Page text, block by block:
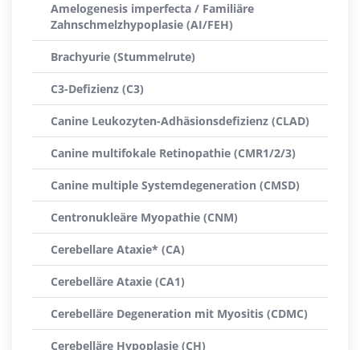
Amelogenesis imperfecta / Familiäre
Zahnschmelzhypoplasie (AI/FEH)
Brachyurie (Stummelrute)
C3-Defizienz (C3)
Canine Leukozyten-Adhäsionsdefizienz (CLAD)
Canine multifokale Retinopathie (CMR1/2/3)
Canine multiple Systemdegeneration (CMSD)
Centronukleäre Myopathie (CNM)
Cerebellare Ataxie* (CA)
Cerebelläre Ataxie (CA1)
Cerebelläre Degeneration mit Myositis (CDMC)
Cerebelläre Hypoplasie (CH)